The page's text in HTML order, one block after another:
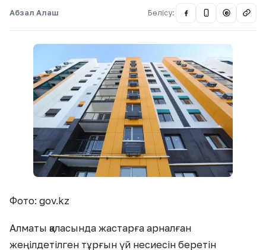
Абзал Алаш Бөлісу: @
Фото: gov.kz
Алматы қаласында жастарға арналған
жеңілдетілген тұрғын үй несиесін беретін